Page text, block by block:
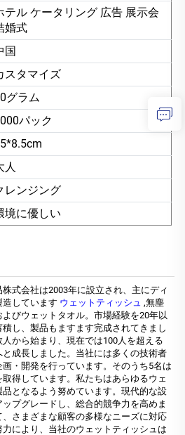
テル ケータリング 広告 展示会
婚式
国
スタマイズ
グラム
パック
人
レンジング
境に優しい
株式会社は2003年に設立され、主にディ
造しています ウェットティッシュ ,無塵
びウェットタオル。市場経験を20年以
積し、製品もますます完成されてきまし
から始まり、現在では100人を超える
成長しました。当社には多くの技術者
・開発を行っています。そのうち5名は
得しています。私たちはあらゆるウェ
となるよう努めています。現代的な設
プグレードし、総合的競争力を高めま
さまざまな顧客の多様なニーズに対応
により、当社のウェットティッシュは